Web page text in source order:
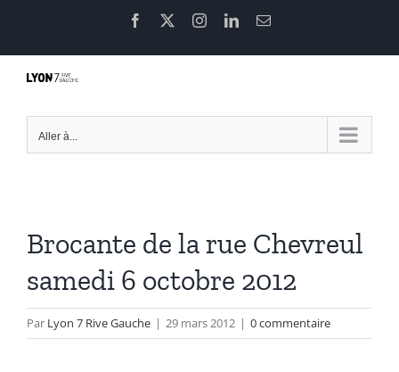
contenu
Facebook InstagramLinkedInEmail
Aller à...
Brocante de la rue Chevreul
samedi 6 octobre 2012
Par Lyon 7 Rive Gauche | 29 mars 2012 | 0 commentaire